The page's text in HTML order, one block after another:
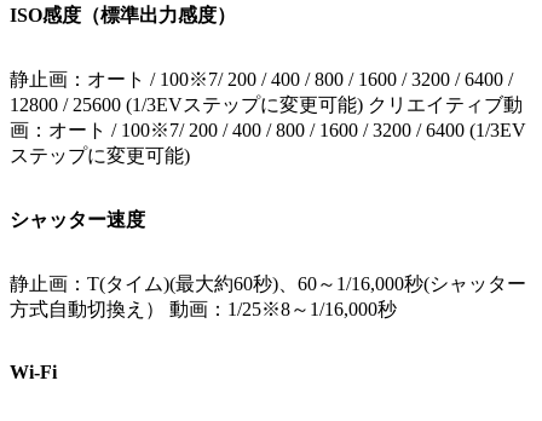
ISO感度（標準出力感度）
静止画：オート / 100※7/ 200 / 400 / 800 / 1600 / 3200 / 6400 /
12800 / 25600 (1/3EVステップに変更可能) クリエイティブ動
画：オート / 100※7/ 200 / 400 / 800 / 1600 / 3200 / 6400 (1/3EV
ステップに変更可能)
シャッター速度
静止画：T(タイム)(最大約60秒)、60～1/16,000秒(シャッター
方式自動切換え） 動画：1/25※8～1/16,000秒
Wi-Fi